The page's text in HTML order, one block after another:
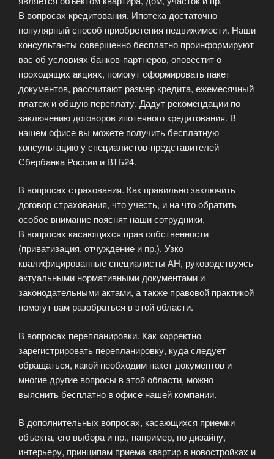
В вопросах кредитования. Ипотека достаточно
популярный способ приобретения недвижимости. Наши
консультанты совершенно бесплатно проинформируют
вас об условиях банков-партнеров, оповестит о
проходящих акциях, помогут сформировать пакет
документов, рассчитают размер кредита, ежемесячный
платеж и общую переплату. Дадут рекомендации по
заключению договоров ипотечного кредитования. В
нашем офисе вы можете получить бесплатную
консультацию у специалистов-представителей
Сбербанка России и ВТБ24.
В вопросах страхования. Как правильно заключить
договор страхования, что учесть, и на что обратить
особое внимание пояснят наши сотрудники.
В вопросах касающихся прав собственности
(приватизация, отчуждение и пр.). Узко
квалифицированные специалисты АН, руководствуясь
актуальными нормативными документами и
законодательными актами, а также правовой практикой
помогут вам разобраться в этой области.
В вопросах перепланировки. Как корректно
зарегистрировать перепланировку, куда следует
обращаться, какой необходим пакет документов и
многие другие вопросы в этой области, можно
выяснить бесплатно в офисе нашей компании.
В дополнительных вопросах, касающихся приемки
объекта, его выбора и пр., например, по дизайну,
интерьеру, принципам приема квартир в новостройках и